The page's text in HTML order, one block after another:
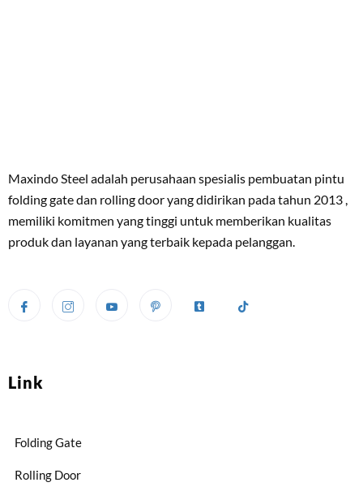
Maxindo Steel adalah perusahaan spesialis pembuatan pintu
folding gate dan rolling door yang didirikan pada tahun 2013 ,
memiliki komitmen yang tinggi untuk memberikan kualitas
produk dan layanan yang terbaik kepada pelanggan.
Link
Folding Gate
Rolling Door